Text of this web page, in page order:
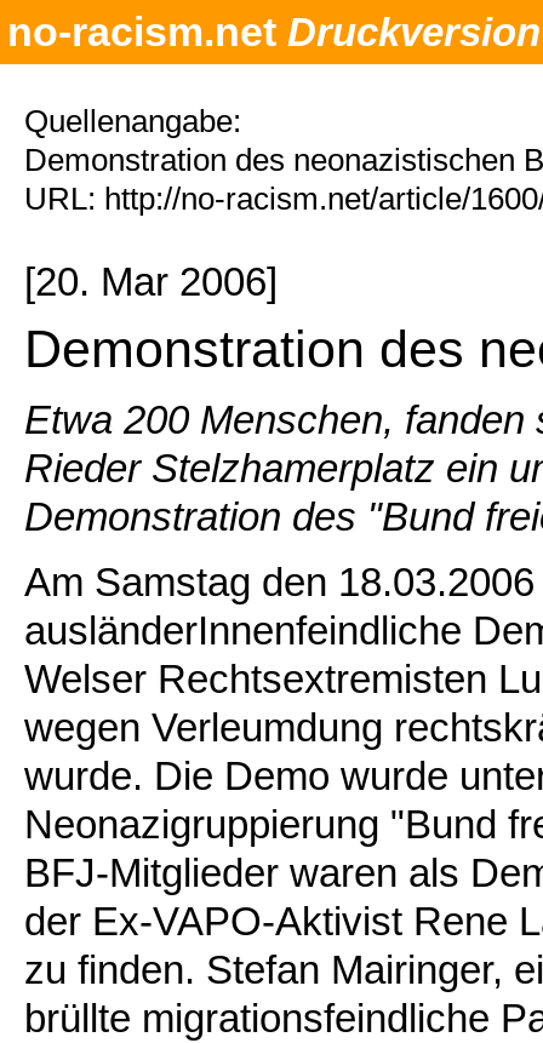
no-racism.net Druckversion
Quellenangabe:
Demonstration des neonazistischen
URL: http://no-racism.net/article/
[20. Mar 2006]
Demonstration des
Etwa 200 Menschen,
Rieder Stelzhamerplatz ein
Demonstration des "Bund
Am Samstag den
ausländerInnenfeindliche
Welser Rechtsextremisten
wegen Verleumdung
wurde. Die Demo wurde
Neonazigruppierung "Bund
BFJ-Mitglieder waren als
der Ex-VAPO-Aktivist Rene
zu finden. Stefan Mairinger,
brüllte migrationsfeindliche